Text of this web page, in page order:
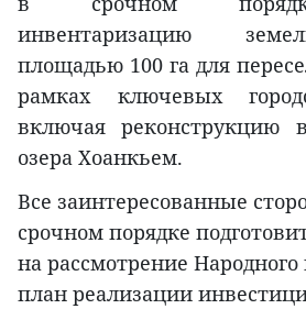
инвентаризацию
площадью 100 га для
рамках ключевых
включая реконструкцию
озера Хоанкьем.
Все заинтересованные
срочном порядке
на рассмотрение Народного
план реализации